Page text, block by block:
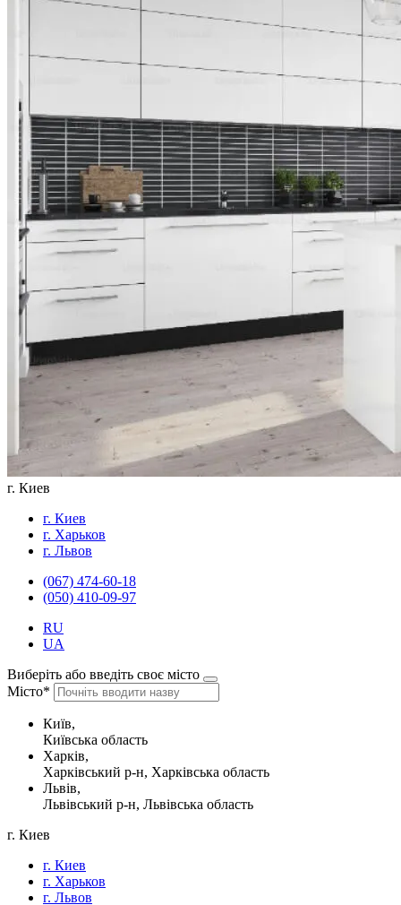
г. Киев
г. Киев
г. Харьков
г. Львов
(067) 474-60-18
(050) 410-09-97
RU
UA
Виберіть або введіть своє місто
Місто*
Київ,
Київська область
Харків,
Харківський р-н, Харківська область
Львів,
Львівський р-н, Львівська область
г. Киев
г. Киев
г. Харьков
г. Львов